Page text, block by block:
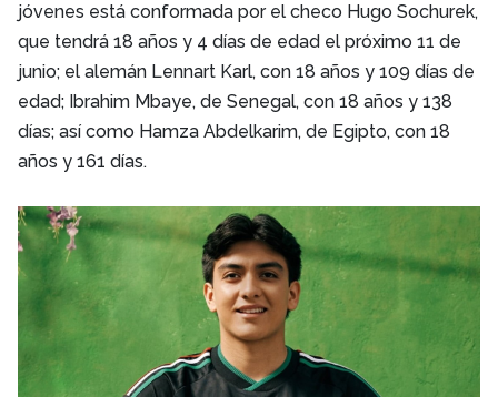
jóvenes está conformada por el checo Hugo Sochurek,
que tendrá 18 años y 4 días de edad el próximo 11 de
junio; el alemán Lennart Karl, con 18 años y 109 días de
edad; Ibrahim Mbaye, de Senegal, con 18 años y 138
días; así como Hamza Abdelkarim, de Egipto, con 18
años y 161 días.